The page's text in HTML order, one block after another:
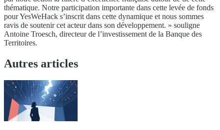
thématique. Notre participation importante dans cette levée de fonds
pour YesWeHack s’inscrit dans cette dynamique et nous sommes
ravis de soutenir cet acteur dans son développement. » souligne
Antoine Troesch, directeur de l’investissement de la Banque des
Territoires.
Autres articles